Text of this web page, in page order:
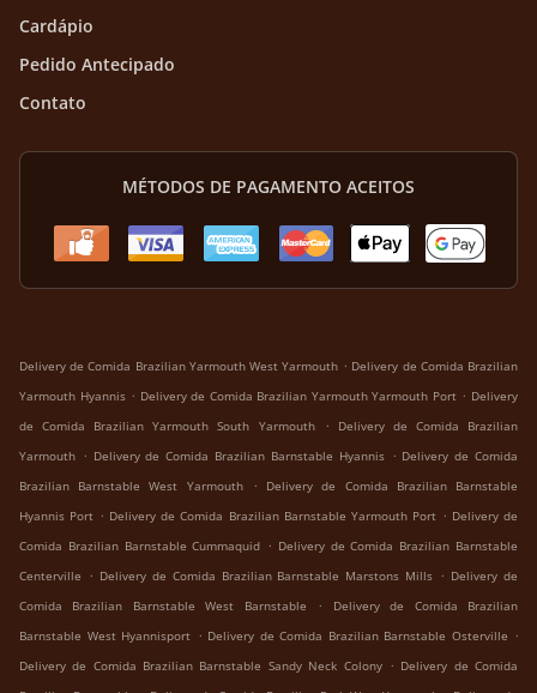
Cardápio
Pedido Antecipado
Contato
MÉTODOS DE PAGAMENTO ACEITOS
Delivery de Comida Brazilian Yarmouth West Yarmouth . Delivery de Comida Brazilian
Yarmouth Hyannis . Delivery de Comida Brazilian Yarmouth Yarmouth Port . Delivery
de Comida Brazilian Yarmouth South Yarmouth
.
Delivery de Comida Brazilian
Yarmouth . Delivery de Comida Brazilian Barnstable Hyannis . Delivery de Comida
Brazilian Barnstable West Yarmouth
.
Delivery de Comida Brazilian Barnstable
Hyannis Port . Delivery de Comida Brazilian Barnstable Yarmouth Port . Delivery de
Comida Brazilian Barnstable Cummaquid . Delivery de Comida Brazilian Barnstable
Centerville . Delivery de Comida Brazilian Barnstable Marstons Mills . Delivery de
Comida Brazilian Barnstable West Barnstable
.
Delivery de Comida Brazilian
Barnstable West Hyannisport . Delivery de Comida Brazilian Barnstable Osterville .
Delivery de Comida Brazilian Barnstable Sandy Neck Colony . Delivery de Comida